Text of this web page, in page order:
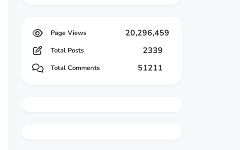
20,296,459
Total Posts 2339
Total Comments 51211